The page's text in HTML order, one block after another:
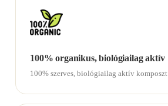
100% organikus, biológiailag aktív
100% szerves, biológiailag aktív komposzt